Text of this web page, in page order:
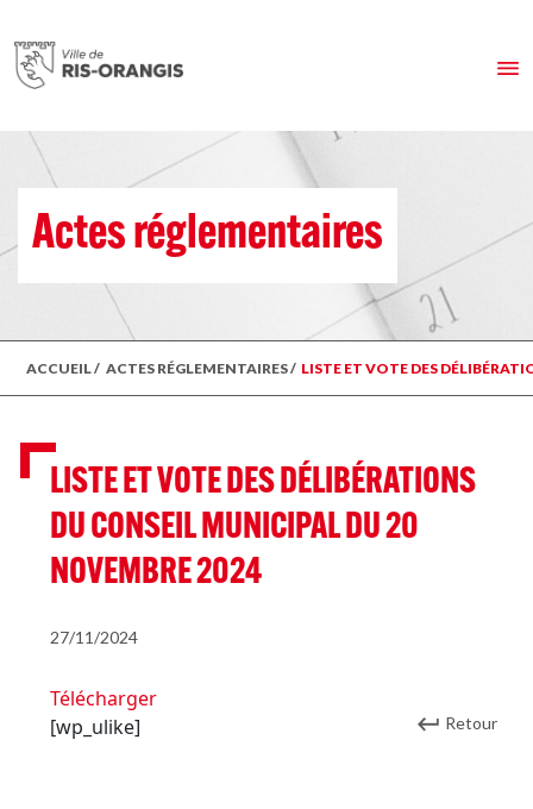
Actes réglementaires
ACCUEIL/ ACTES RÉGLEMENTAIRES/ LISTE ET VOTE DES
LISTE ET VOTE DES DÉLIBÉRATIONS
DU CONSEIL MUNICIPAL DU 20
NOVEMBRE 2024
27/11/2024
Télécharger
[wp_ulike]
Retour